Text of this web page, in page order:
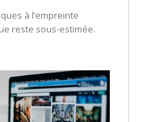
à l’empreinte
reste sous-estimée.